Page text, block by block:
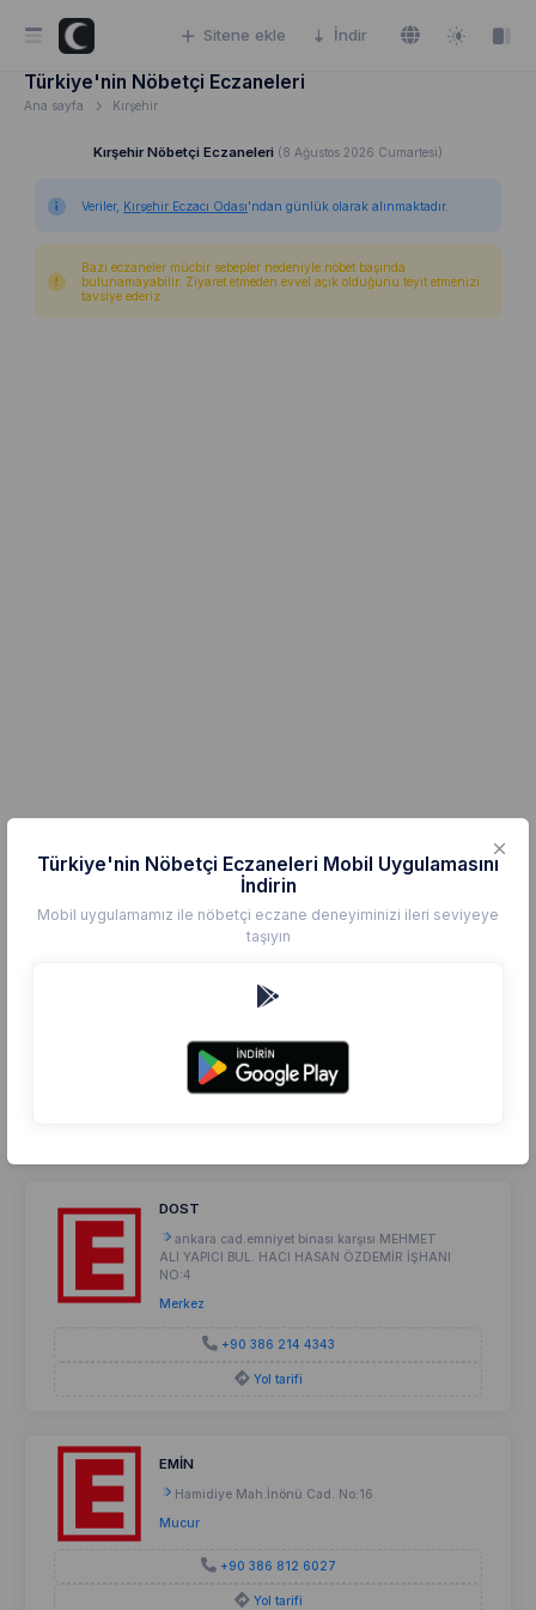
Sitene ekle İndir
Türkiye'nin Nöbetçi Eczaneleri
Ana sayfa Kırşehir
Kırşehir Nöbetçi Eczaneleri (8 Ağustos 2026 Cumartesi)
Veriler, Kırşehir Eczacı Odası'ndan günlük olarak alınmaktadır.
Bazı eczaneler mücbir sebepler nedeniyle nöbet başında
bulunamayabilir. Ziyaret etmeden evvel açık olduğunu teyit etmenizi
tavsiye ederiz.
Kaman
+90 386 712 8191
DOST
ankara cad.emniyet binası karşısı MEHMET
ALI YAPICI BUL. HACI HASAN ÖZDEMİR İŞHANI
NO:4
Merkez
+90 386 214 4343
Yol tarifi
EMİN
Hamidiye Mah.İnönü Cad. No:16
Mucur
+90 386 812 6027
Yol tarifi
Türkiye'nin Nöbetçi Eczaneleri Mobil Uygulamasını
İndirin
Mobil uygulamamız ile nöbetçi eczane deneyiminizi ileri seviyeye
taşıyın